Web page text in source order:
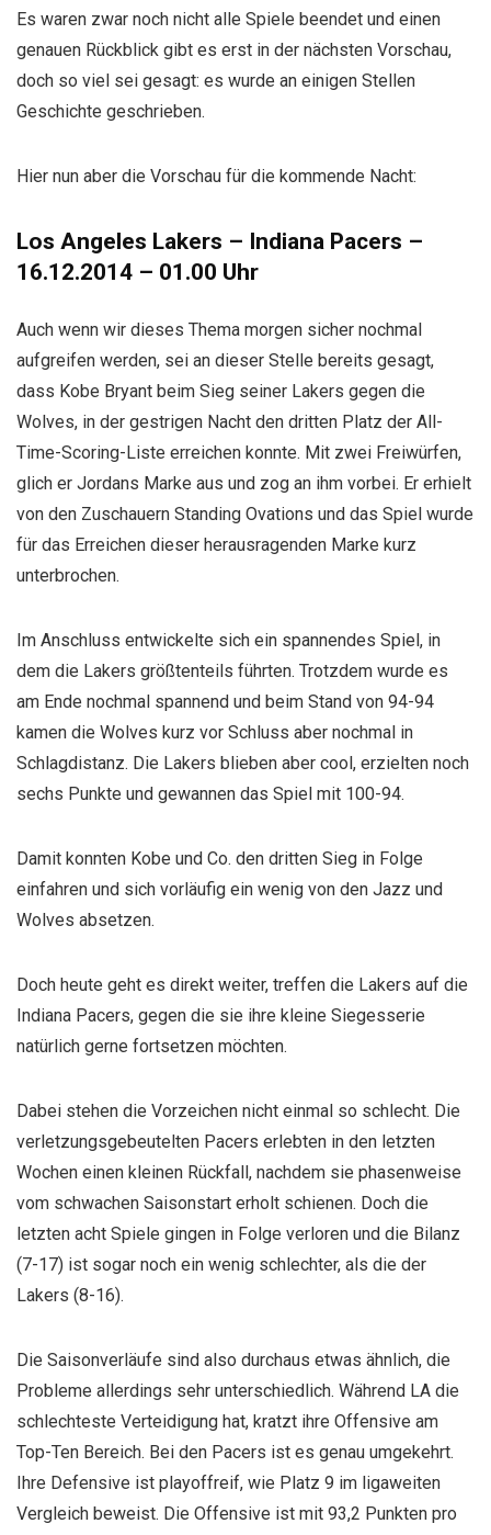
Es waren zwar noch nicht alle Spiele beendet und einen
genauen Rückblick gibt es erst in der nächsten Vorschau,
doch so viel sei gesagt: es wurde an einigen Stellen
Geschichte geschrieben.
Hier nun aber die Vorschau für die kommende Nacht:
Los Angeles Lakers – Indiana Pacers –
16.12.2014 – 01.00 Uhr
Auch wenn wir dieses Thema morgen sicher nochmal
aufgreifen werden, sei an dieser Stelle bereits gesagt,
dass Kobe Bryant beim Sieg seiner Lakers gegen die
Wolves, in der gestrigen Nacht den dritten Platz der All-
Time-Scoring-Liste erreichen konnte. Mit zwei Freiwürfen,
glich er Jordans Marke aus und zog an ihm vorbei. Er erhielt
von den Zuschauern Standing Ovations und das Spiel wurde
für das Erreichen dieser herausragenden Marke kurz
unterbrochen.
Im Anschluss entwickelte sich ein spannendes Spiel, in
dem die Lakers größtenteils führten. Trotzdem wurde es
am Ende nochmal spannend und beim Stand von 94-94
kamen die Wolves kurz vor Schluss aber nochmal in
Schlagdistanz. Die Lakers blieben aber cool, erzielten noch
sechs Punkte und gewannen das Spiel mit 100-94.
Damit konnten Kobe und Co. den dritten Sieg in Folge
einfahren und sich vorläufig ein wenig von den Jazz und
Wolves absetzen.
Doch heute geht es direkt weiter, treffen die Lakers auf die
Indiana Pacers, gegen die sie ihre kleine Siegesserie
natürlich gerne fortsetzen möchten.
Dabei stehen die Vorzeichen nicht einmal so schlecht. Die
verletzungsgebeutelten Pacers erlebten in den letzten
Wochen einen kleinen Rückfall, nachdem sie phasenweise
vom schwachen Saisonstart erholt schienen. Doch die
letzten acht Spiele gingen in Folge verloren und die Bilanz
(7-17) ist sogar noch ein wenig schlechter, als die der
Lakers (8-16).
Die Saisonverläufe sind also durchaus etwas ähnlich, die
Probleme allerdings sehr unterschiedlich. Während LA die
schlechteste Verteidigung hat, kratzt ihre Offensive am
Top-Ten Bereich. Bei den Pacers ist es genau umgekehrt.
Ihre Defensive ist playoffreif, wie Platz 9 im ligaweiten
Vergleich beweist. Die Offensive ist mit 93,2 Punkten pro